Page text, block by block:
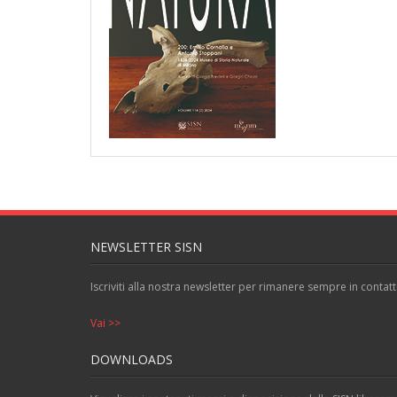
NEWSLETTER SISN
Iscriviti alla nostra newsletter per rimanere sempre in
Vai >>
DOWNLOADS